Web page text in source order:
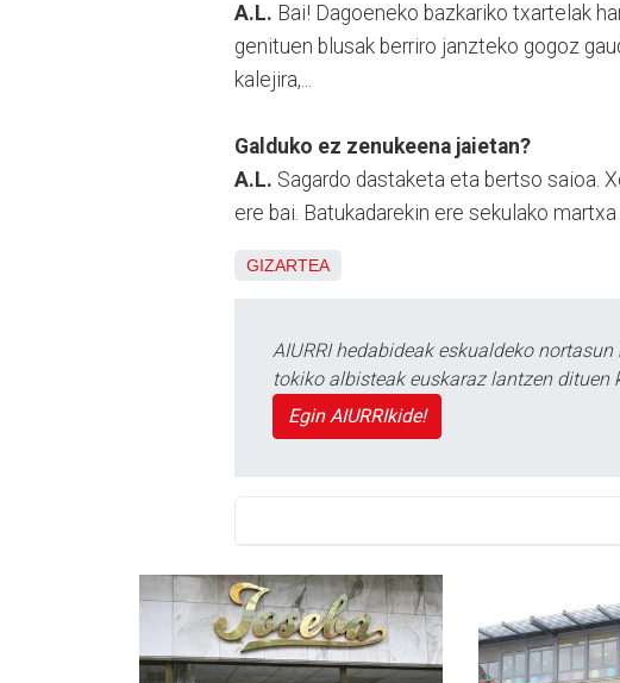
A.L. Bai! Dagoeneko bazkariko txartelak
genituen blusak berriro janzteko gogoz
kalejira,...
Galduko ez zenukeena jaietan?
A.L. Sagardo dastaketa eta bertso saioa.
ere bai. Batukadarekin ere sekulako
GIZARTEA
AIURRI hedabideak eskualdeko
tokiko albisteak euskaraz lantzen dituen
Egin AIURRIkide!